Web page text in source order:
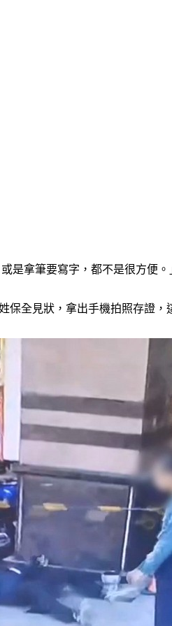
是拿筆要寫字，都不是很方便。
保全見狀，拿出手機拍照存證，